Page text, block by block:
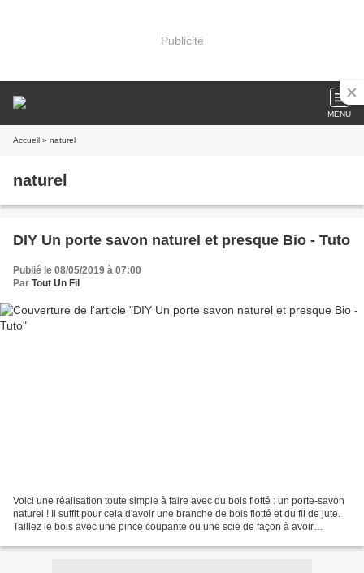
Publicité
MENU
Accueil » naturel
naturel
DIY Un porte savon naturel et presque Bio - Tuto
Publié le 08/05/2019 à 07:00
Par Tout Un Fil
Voici une réalisation toute simple à faire avec du bois flotté : un porte-savon
naturel ! Il suffit pour cela d'avoir une branche de bois flotté et du fil de jute.
Taillez le bois avec une pince coupante ou une scie de façon à avoir